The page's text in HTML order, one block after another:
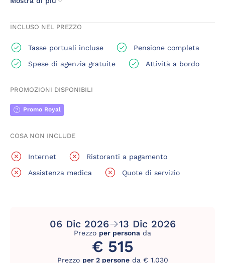
INCLUSO NEL PREZZO
Tasse portuali incluse
Pensione completa
Spese di agenzia gratuite
Attività a bordo
PROMOZIONI DISPONIBILI
Promo Royal
COSA NON INCLUDE
Internet
Ristoranti a pagamento
Assistenza medica
Quote di servizio
06 Dic 2026 13 Dic 2026
Prezzo per persona da
€ 515
Prezzo per 2 personeda € 1.030